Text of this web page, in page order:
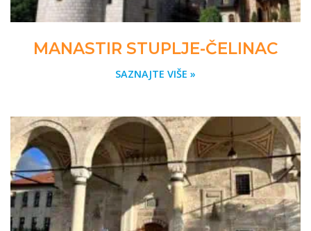
MANASTIR STUPLJE-ČELINAC
SAZNAJTE VIŠE »